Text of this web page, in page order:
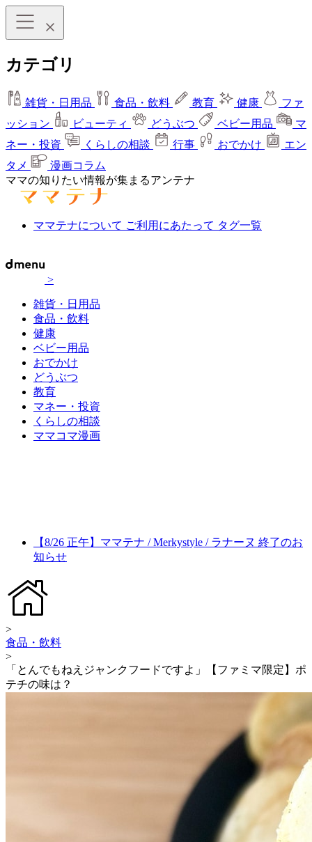
カテゴリ
雑貨・日用品 食品・飲料 教育 健康
ファ
ッション
ビューティ どうぶつ ベビー用品
マ
ネー・投資
くらしの相談 行事 おでかけ
エン
タメ
漫画コラム
ママの知りたい情報が集まるアンテナ
ママテナについて ご利用にあたって タグ一覧
>
雑貨・日用品
食品・飲料
健康
ベビー用品
おでかけ
どうぶつ
教育
マネー・投資
くらしの相談
ママコマ漫画
【8/26 正午】ママテナ / Merkystyle / ラナーヌ 終了のお
知らせ
>
食品・飲料
>
「とんでもねえジャンクフードですよ」【ファミマ限定】ポ
テチの味は？